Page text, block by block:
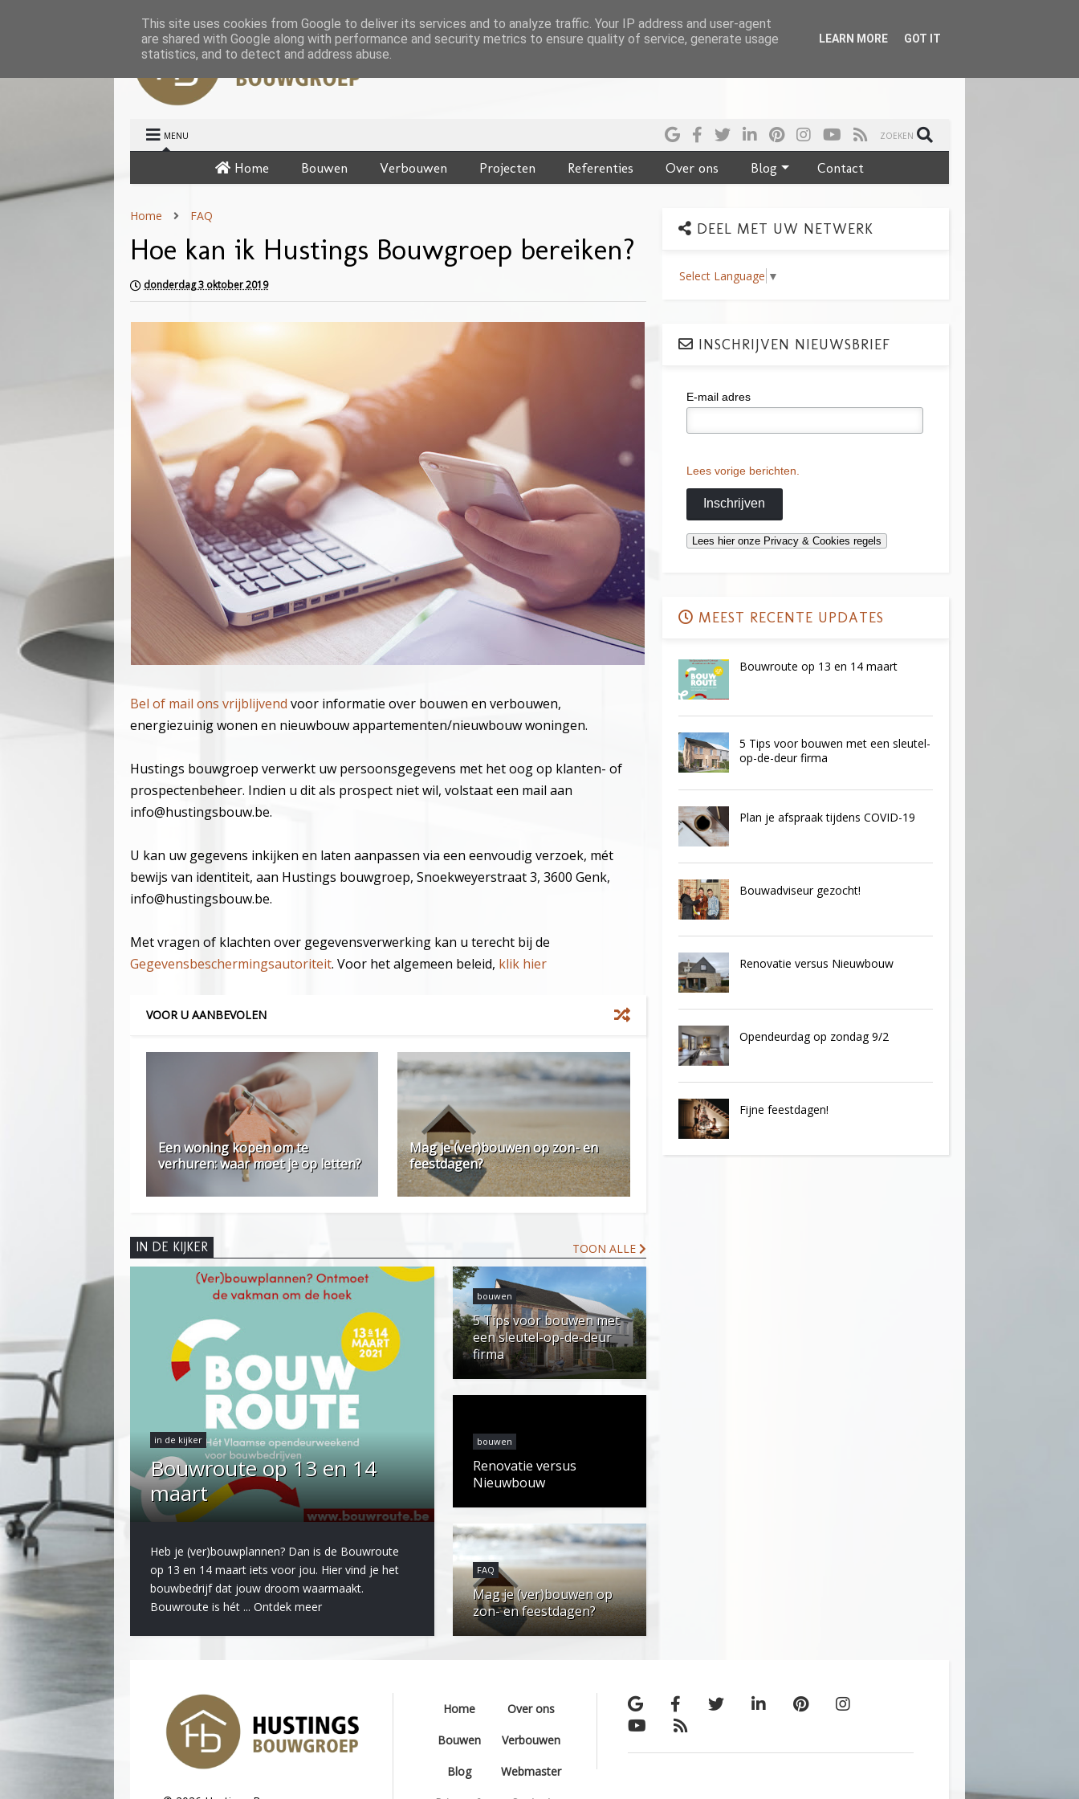
MENU ZOEKEN
Home Bouwen Verbouwen Projecten Referenties Over ons Blog Contact
Home FAQ
Hoe kan ik Hustings Bouwgroep bereiken?
donderdag 3 oktober 2019
Bel of mail ons vrijblijvend voor informatie over bouwen en verbouwen,
energiezuinig wonen en nieuwbouw appartementen/nieuwbouw woningen.
Hustings bouwgroep verwerkt uw persoonsgegevens met het oog op klanten- of
prospectenbeheer. Indien u dit als prospect niet wil, volstaat een mail aan
info@hustingsbouw.be.
U kan uw gegevens inkijken en laten aanpassen via een eenvoudig verzoek, mét
bewijs van identiteit, aan Hustings bouwgroep, Snoekweyerstraat 3, 3600 Genk,
info@hustingsbouw.be.
Met vragen of klachten over gegevensverwerking kan u terecht bij de
Gegevensbeschermingsautoriteit. Voor het algemeen beleid, klik hier
VOOR U AANBEVOLEN
Een woning kopen om te
verhuren: waar moet je op letten?
Mag je (ver)bouwen op zon- en
feestdagen?
IN DE KIJKER TOON ALLE
in de kijker
Bouwroute op 13 en 14
maart
Heb je (ver)bouwplannen? Dan is de Bouwroute
op 13 en 14 maart iets voor jou. Hier vind je het
bouwbedrijf dat jouw droom waarmaakt.
Bouwroute is hét ... Ontdek meer
bouwen
5 Tips voor bouwen met
een sleutel-op-de-deur
firma
bouwen
Renovatie versus
Nieuwbouw
FAQ
Mag je (ver)bouwen op
zon- en feestdagen?
DEEL MET UW NETWERK
Select Language ▼
INSCHRIJVEN NIEUWSBRIEF
E-mail adres
Lees vorige berichten.
MEEST RECENTE UPDATES
Bouwroute op 13 en 14 maart
5 Tips voor bouwen met een sleutel-
op-de-deur firma
Plan je afspraak tijdens COVID-19
Bouwadviseur gezocht!
Renovatie versus Nieuwbouw
Opendeurdag op zondag 9/2
Fijne feestdagen!
Home Over ons
Bouwen Verbouwen
Blog Webmaster
This site uses cookies from Google to deliver its services and to analyze traffic. Your IP address and user-agent
are shared with Google along with performance and security metrics to ensure quality of service, generate usage
statistics, and to detect and address abuse.
LEARN MORE GOT IT